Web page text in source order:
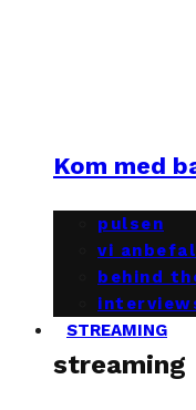
Kom med
pulsen
vi
behind
STREAMING
streaming